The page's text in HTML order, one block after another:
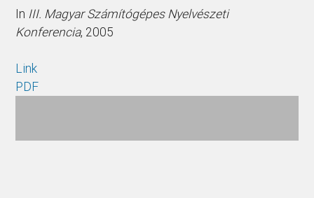
In III. Magyar Számítógépes Nyelvészeti
Konferencia, 2005
Link
PDF